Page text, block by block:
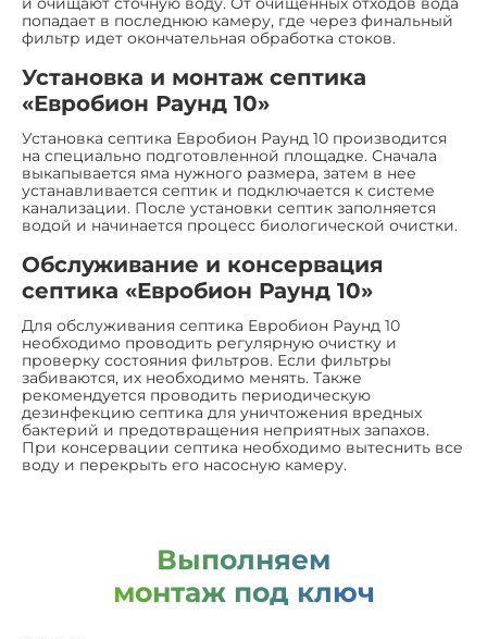
попадает в последнюю камеру, где через финальный
фильтр идет окончательная обработка стоков.
Установка и монтаж септика
«Евробион Раунд 10»
Установка септика Евробион Раунд 10 производится
на специально подготовленной площадке. Сначала
выкапывается яма нужного размера, затем в нее
устанавливается септик и подключается к системе
канализации. После установки септик заполняется
водой и начинается процесс биологической очистки.
Обслуживание и консервация
септика «Евробион Раунд 10»
Для обслуживания септика Евробион Раунд 10
необходимо проводить регулярную очистку и
проверку состояния фильтров. Если фильтры
забиваются, их необходимо менять. Также
рекомендуется проводить периодическую
дезинфекцию септика для уничтожения вредных
бактерий и предотвращения неприятных запахов.
При консервации септика необходимо вытеснить все
воду и перекрыть его насосную камеру.
Выполняем
монтаж под ключ